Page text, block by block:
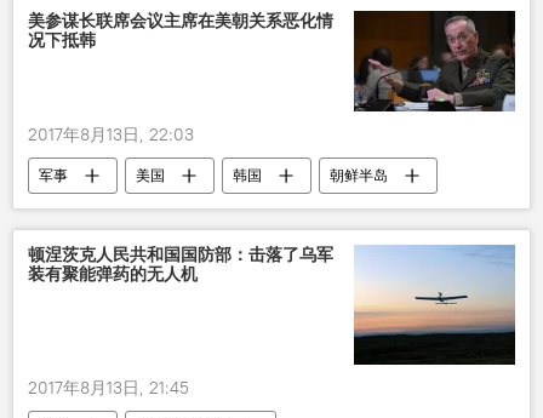
美参谋长联席会议主席在美朝关系恶化情
况下抵韩
2017年8月13日, 22:03
军事 美国 韩国
朝鲜半岛
访问
关系
顿涅茨克人民共和国国防部：击落了乌军
装有聚能弹药的无人机
2017年8月13日, 21:45